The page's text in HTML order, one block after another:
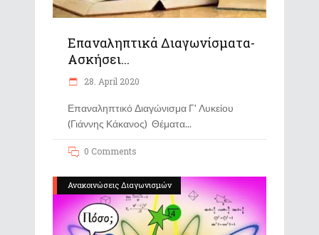
Επαναληπτικά Διαγωνίσματα-
Ασκήσει...
28. April 2020
Επαναληπτικό Διαγώνισμα Γ' Λυκείου
(Γιάννης Κάκανος) Θέματα
0 Comments
Ανακοινώσεις Διαγωνισμών